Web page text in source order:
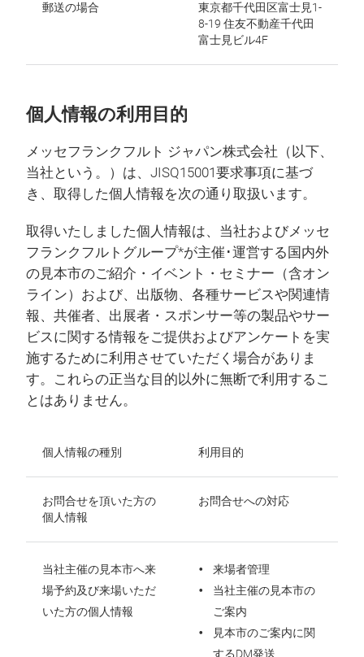
郵送の場合
東京都千代田区富士見1-
8-19 住友不動産千代田
富士見ビル4F
個人情報の利用目的
メッセフランクフルト ジャパン株式会社（以下、
当社という。）は、JISQ15001要求事項に基づ
き、取得した個人情報を次の通り取扱います。
取得いたしました個人情報は、当社およびメッセ
フランクフルトグループ*が主催･運営する国内外
の見本市のご紹介・イベント・セミナー（含オン
ライン）および、出版物、各種サービスや関連情
報、共催者、出展者・スポンサー等の製品やサー
ビスに関する情報をご提供およびアンケートを実
施するために利用させていただく場合がありま
す。これらの正当な目的以外に無断で利用するこ
とはありません。
個人情報の種別 利用目的
お問合せを頂いた方の
個人情報
お問合せへの対応
当社主催の見本市へ来
場予約及び来場いただ
いた方の個人情報
来場者管理
当社主催の見本市の
ご案内
見本市のご案内に関
するDM発送